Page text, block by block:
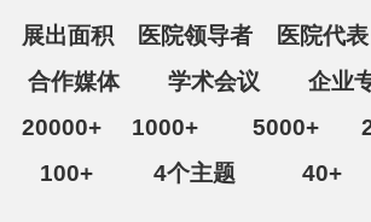
展出面积医院领导者 医院代
合作媒体 学术会议 企业专
20000+ 1000+ 5000+
100+ 4个主题 40+